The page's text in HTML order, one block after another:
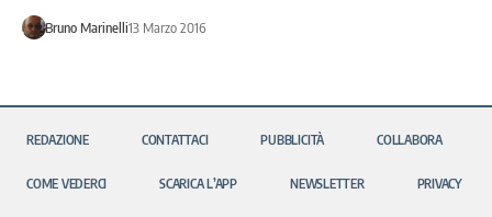
Bruno Marinelli13 Marzo 2016
REDAZIONE CONTATTACI PUBBLICITÀ COLLABORA
COME VEDERCI SCARICA L’APP NEWSLETTER PRIVACY